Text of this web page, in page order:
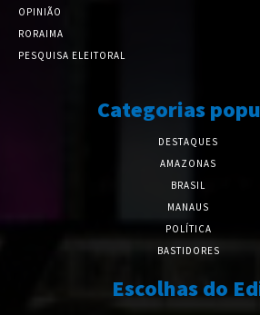
OPINIÃO
RORAIMA
PESQUISA ELEITORAL
Categorias
DESTAQUES
AMAZONAS
BRASIL
MANAUS
POLÍTICA
BASTIDORES
Escolhas do